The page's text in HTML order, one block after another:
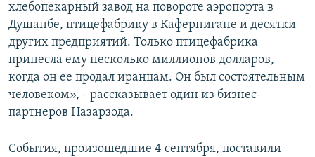
хлебопекарный завод на повороте аэропорта в
Душанбе, птицефабрику в Кафернигане и десятки
других предприятий. Только птицефабрика
принесла ему несколько миллионов долларов,
когда он ее продал иранцам. Он был состоятельным
человеком», - рассказывает один из бизнес-
партнеров Назарзода.
События, произошедшие 4 сентября, поставили